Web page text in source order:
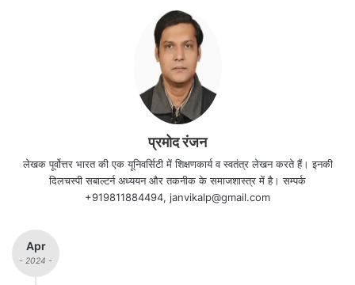
प्रमोद रंजन
लेखक पूर्वोत्तर भारत की एक यूनिवर्सिटी में शिक्षणकार्य व स्वतंत्र लेखन करते हैं। इनकी
दिलचस्पी सबाल्टर्न अध्ययन और तकनीक के समाजशास्त्र में है। सम्पर्क
+919811884494, janvikalp@gmail.com
Apr
- 2024 -